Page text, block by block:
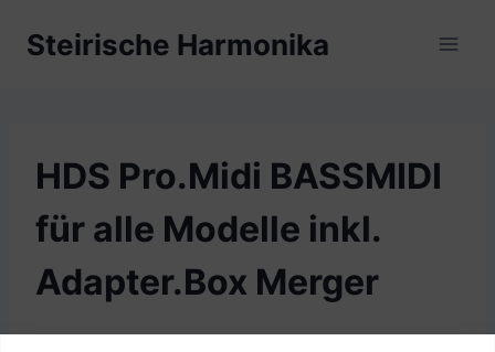
InhaltSteirische Harmonika
HDS Pro.Midi BASSMIDI
für alle Modelle inkl.
Adapter.Box Merger